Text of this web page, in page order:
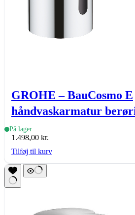
GROHE – BauCosmo E
håndvaskarmatur
temperaturbegrænser,
På lager
1.498,00 kr.
Tilføj til kurv